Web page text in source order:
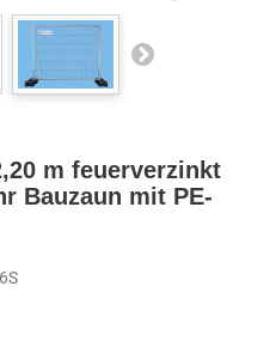
m feuerverzinkt
Bauzaun mit PE-